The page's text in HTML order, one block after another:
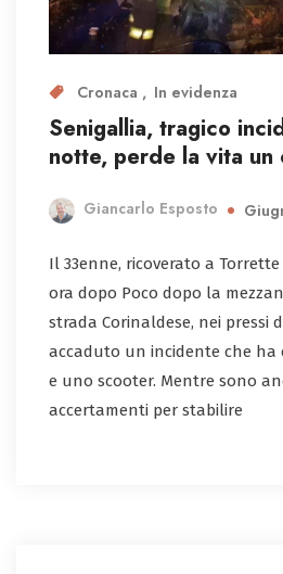
Cronaca In evidenza
Senigallia, tragico
notte, perde la vita un
Giancarlo Esposto
Il 33enne, ricoverato a
ora dopo Poco dopo la
strada Corinaldese, nei pressi
accaduto un incidente che
e uno scooter. Mentre sono
accertamenti per stabilire